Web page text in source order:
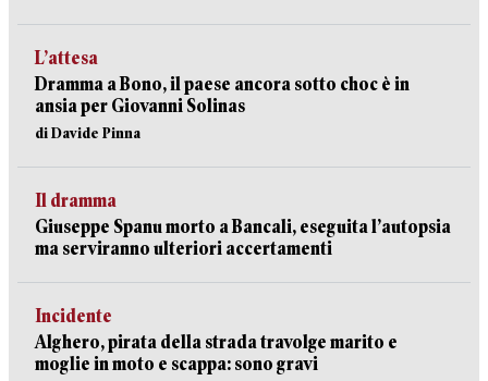
L’attesa
Dramma a Bono, il paese ancora sotto choc è in
ansia per Giovanni Solinas
di Davide Pinna
Il dramma
Giuseppe Spanu morto a Bancali, eseguita l’autopsia
ma serviranno ulteriori accertamenti
Incidente
Alghero, pirata della strada travolge marito e
moglie in moto e scappa: sono gravi